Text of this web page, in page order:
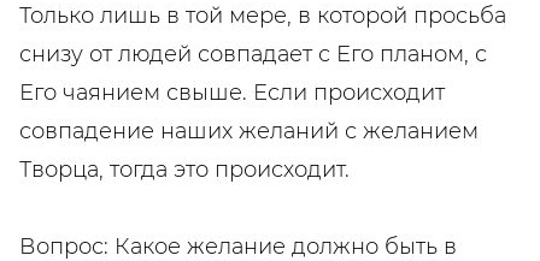
Только лишь в той мере, в которой просьба
снизу от людей совпадает с Его планом, с
Его чаянием свыше. Если происходит
совпадение наших желаний с желанием
Творца, тогда это происходит.
Вопрос: Какое желание должно быть в